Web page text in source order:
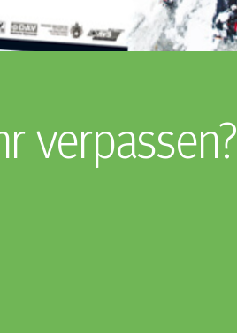
verpassen?